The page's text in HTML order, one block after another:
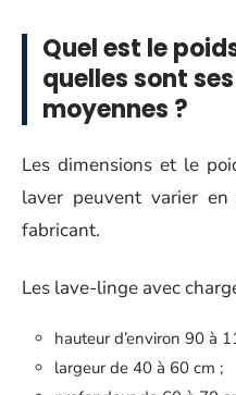
Quel est le
quelles sont
moyennes ?
Les dimensions et le
laver peuvent varier
fabricant.
Les lave-linge avec
hauteur d’environ 90 à
largeur de 40 à 60 cm ;